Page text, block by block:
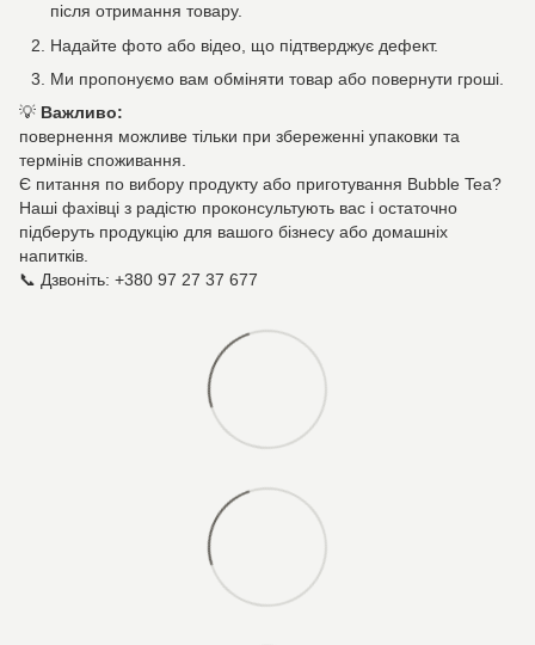
після отримання товару.
Надайте фото або відео, що підтверджує дефект.
Ми пропонуємо вам обміняти товар або повернути гроші.
💡 Важливо:
повернення можливе тільки при збереженні упаковки та
термінів споживання.
Є питання по вибору продукту або приготування Bubble Tea?
Наші фахівці з радістю проконсультують вас і остаточно
підберуть продукцію для вашого бізнесу або домашніх
напитків.
📞 Дзвоніть: +380 97 27 37 677